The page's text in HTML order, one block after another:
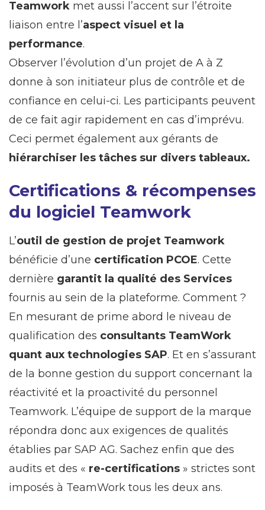
Teamwork met aussi l’accent sur l’étroite
liaison entre l’aspect visuel et la
performance.
Observer l’évolution d’un projet de A à Z
donne à son initiateur plus de contrôle et de
confiance en celui-ci. Les participants peuvent
de ce fait agir rapidement en cas d’imprévu.
Ceci permet également aux gérants de
hiérarchiser les tâches sur divers tableaux.
Certifications & récompenses
du logiciel Teamwork
L’outil de gestion de projet Teamwork
bénéficie d’une certification PCOE. Cette
dernière garantit la qualité des Services
fournis au sein de la plateforme. Comment ?
En mesurant de prime abord le niveau de
qualification des consultants TeamWork
quant aux technologies SAP. Et en s’assurant
de la bonne gestion du support concernant la
réactivité et la proactivité du personnel
Teamwork. L’équipe de support de la marque
répondra donc aux exigences de qualités
établies par SAP AG. Sachez enfin que des
audits et des « re-certifications » strictes sont
imposés à TeamWork tous les deux ans.